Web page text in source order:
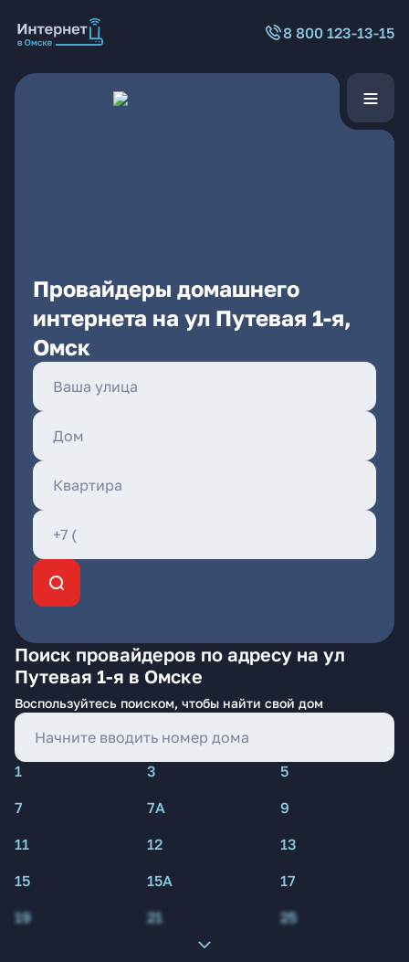
8 800 123-13-15
Провайдеры домашнего
интернета на ул Путевая 1-я,
Омск
Поиск провайдеров по адресу на ул
Путевая 1-я в Омске
Воспользуйтесь поиском, чтобы найти свой дом
1 3
5
7
7А
9
11
12
13
15
15А
17
19
21 25